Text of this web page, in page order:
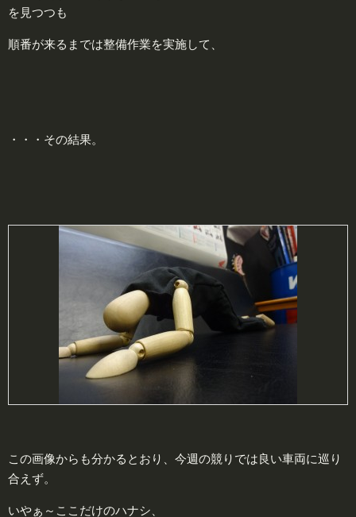
を見つつも
順番が来るまでは整備作業を実施して、
・・・その結果。
この画像からも分かるとおり、今週の競りでは良い車両に巡り
合えず。
いやぁ～ここだけのハナシ、